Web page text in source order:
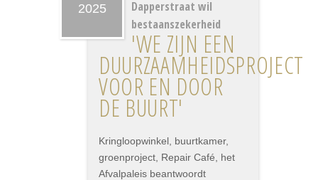
2025
Dapperstraat wil
bestaanszekerheid
'WE ZIJN EEN
DUURZAAMHEIDSPROJECT
VOOR EN DOOR
DE BUURT'
Kringloopwinkel, buurtkamer,
groenproject, Repair Café, het
Afvalpaleis beantwoordt